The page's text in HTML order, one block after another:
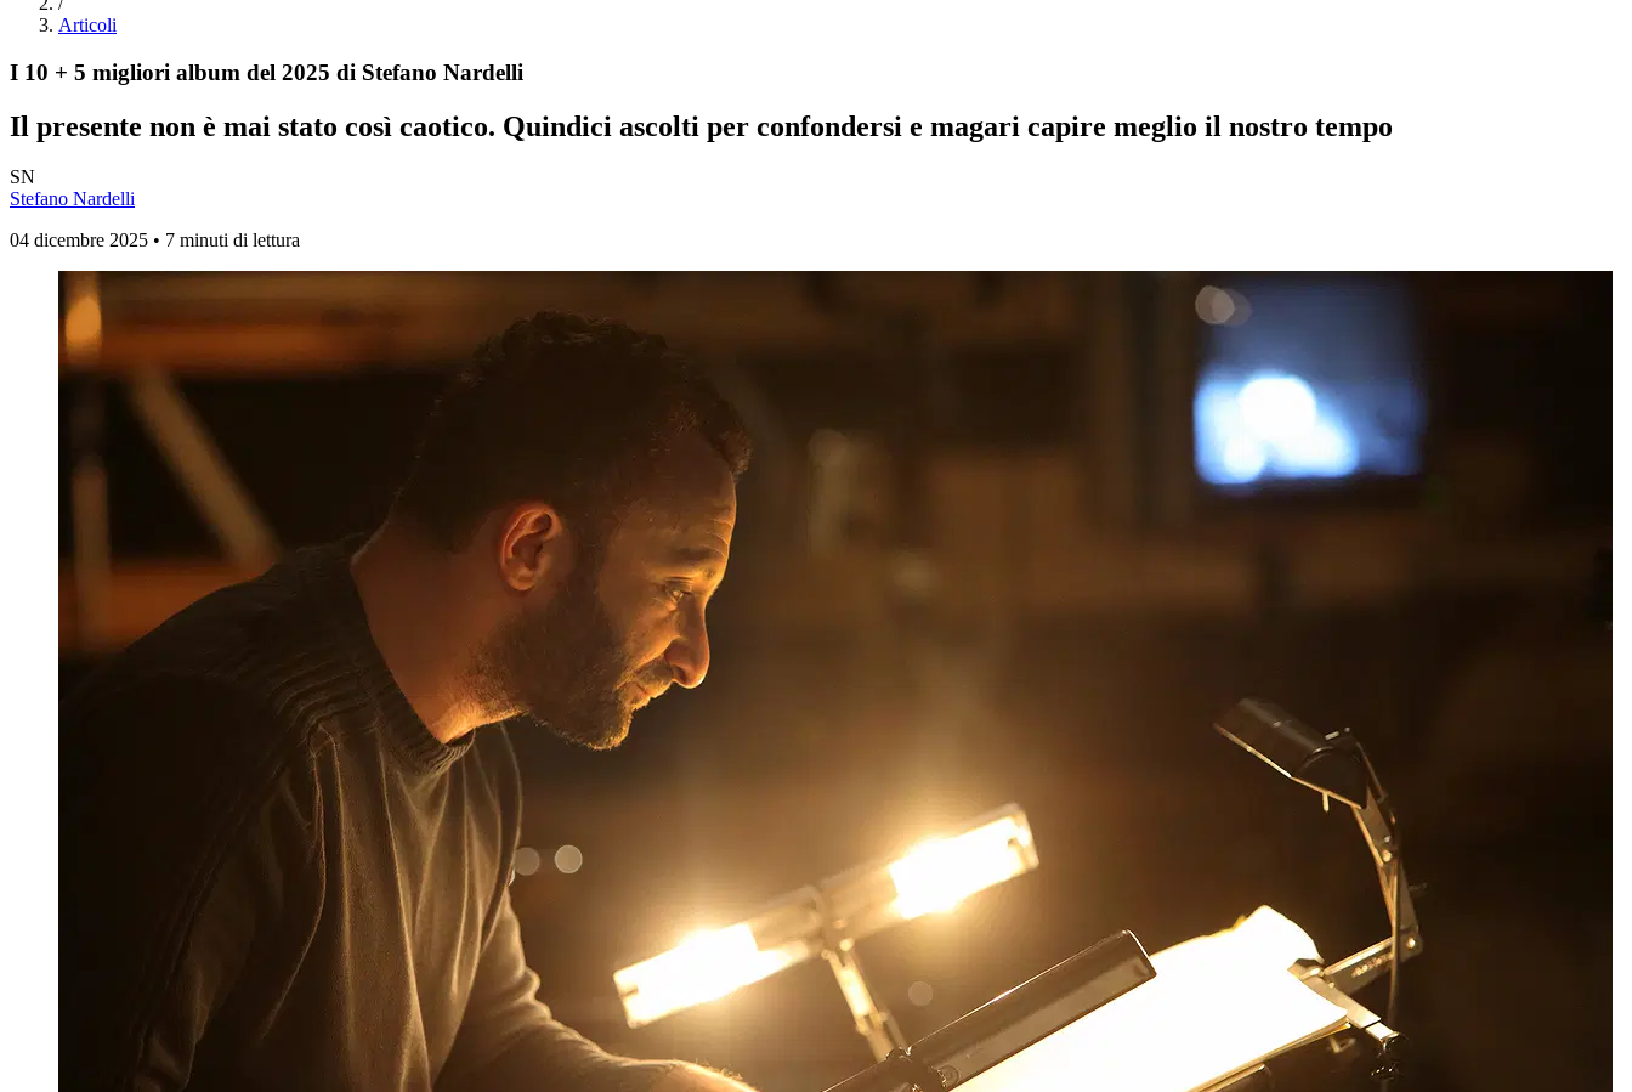
Articoli
I 10 + 5 migliori album del 2025 di Stefano Nardelli
Il presente non è mai stato così caotico. Quindici ascolti per confondersi e magari capire meglio il nostro tempo
SN
Stefano Nardelli
04 dicembre 2025 • 7 minuti di lettura